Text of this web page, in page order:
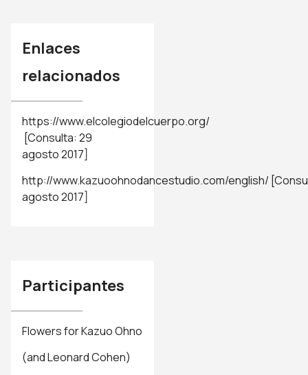
Enlaces
relacionados
https://www.elcolegiodelcuerpo.org/
[Consulta: 29
agosto 2017]
http://www.kazuoohnodancestudio.com/english/
agosto 2017]
Participantes
Flowers for Kazuo Ohno
(and Leonard Cohen)